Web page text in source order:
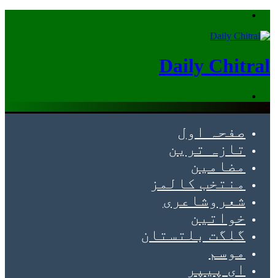
Daily Chitral
صفحہ اول
تازہ ترین
مضامین
منتخب کالمز
شعروشاعری
خواتین
گلگت بلتستان
موسم
ای پیپر